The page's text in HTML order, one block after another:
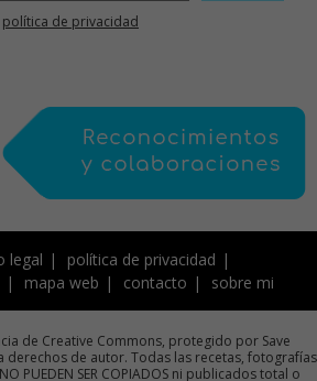
política de privacidad
legal
política de privacidad
mapa web contacto sobre mi
de Creative Commons, protegido por Save
derechos de autor. Todas las recetas, fotografías
PUEDEN SER COPIADOS ni publicados total o